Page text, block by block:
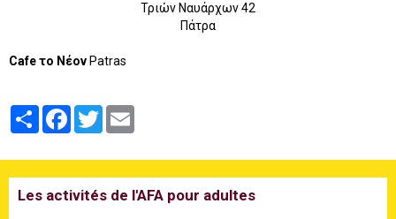
Τριών Ναυάρχων 42
Πάτρα
Cafe το Νέον Patras
PartagerFacebook
Twitter
Les activités de l'AFA pour adultes